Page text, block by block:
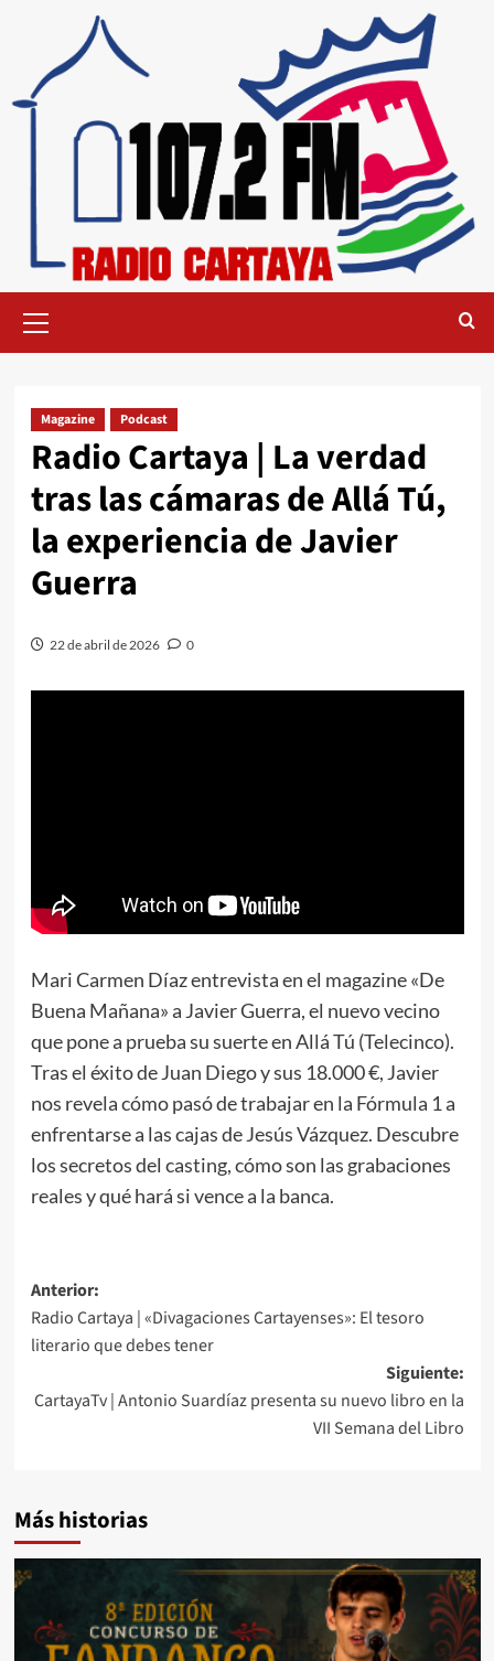
Magazine Podcast
Radio Cartaya | La verdad
tras las cámaras de Allá Tú,
la experiencia de Javier
Guerra
22 de abril de 2026 0
Mari Carmen Díaz entrevista en el magazine «De
Buena Mañana» a Javier Guerra, el nuevo vecino
que pone a prueba su suerte en Allá Tú (Telecinco).
Tras el éxito de Juan Diego y sus 18.000 €, Javier
nos revela cómo pasó de trabajar en la Fórmula 1 a
enfrentarse a las cajas de Jesús Vázquez. Descubre
los secretos del casting, cómo son las grabaciones
reales y qué hará si vence a la banca.
Anterior:
Radio Cartaya | «Divagaciones Cartayenses»: El tesoro
literario que debes tener
Siguiente:
CartayaTv | Antonio Suardíaz presenta su nuevo libro en la
VII Semana del Libro
Más historias